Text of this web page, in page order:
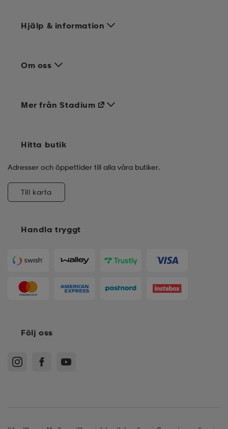
Hjälp & information
Om oss
Handla tryggt
Mer från Stadium
Hitta butik
Adresser och öppettider till alla våra butiker.
Till karta
Följ oss